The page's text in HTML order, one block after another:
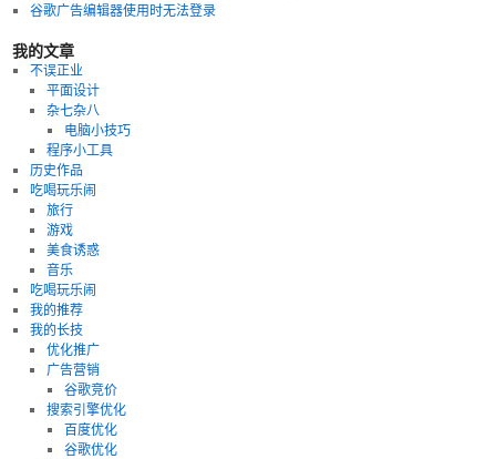
谷歌广告编辑器使用时无法登录
我的文章
不误正业
平面设计
杂七杂八
电脑小技巧
程序小工具
历史作品
吃喝玩乐闹
旅行
游戏
美食诱惑
音乐
吃喝玩乐闹
我的推荐
我的长技
优化推广
广告营销
谷歌竞价
搜索引擎优化
百度优化
谷歌优化